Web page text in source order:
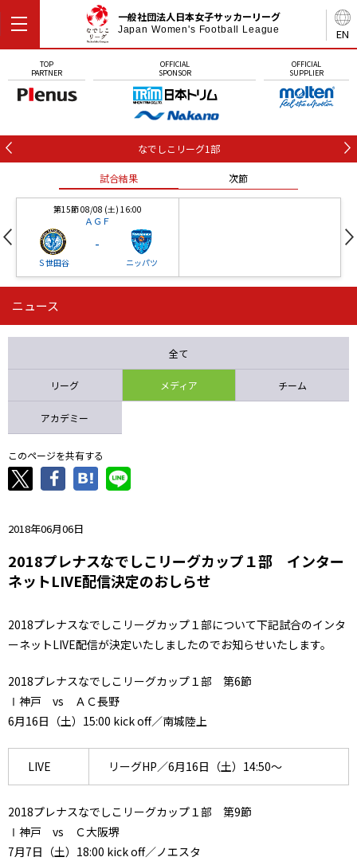
EN
一般社団法人日本女子サッカーリーグ
Japan Women's Football League
TOP
PARTNER
OFFICIAL
SPONSOR
OFFICIAL
SUPPLIER
なでしこリーグ1部
試合結果 次節
第15節 08/08 (土) 16:00
ＡＧＦ
Ｓ世田谷
-
ニッパツ
第16節 09/05 (土) 15:00
ニッパツ 石人の星
ニュース
全て
リーグ メディア チーム
アカデミー
このページを共有する
2018年06月06日
2018プレナスなでしこリーグカップ１部 インター
ネットLIVE配信決定のおしらせ
2018プレナスなでしこリーグカップ１部について下記試合のインタ
ーネットLIVE配信が決定いたしましたのでお知らせいたします。
2018プレナスなでしこリーグカップ１部 第6節
Ⅰ神戸 vs ＡＣ長野
6月16日（土）15:00 kick off／南城陸上
LIVE リーグHP／6月16日（土）14:50～
2018プレナスなでしこリーグカップ１部 第9節
Ⅰ神戸 vs Ｃ大阪堺
7月7日（土）18:00 kick off／ノエスタ